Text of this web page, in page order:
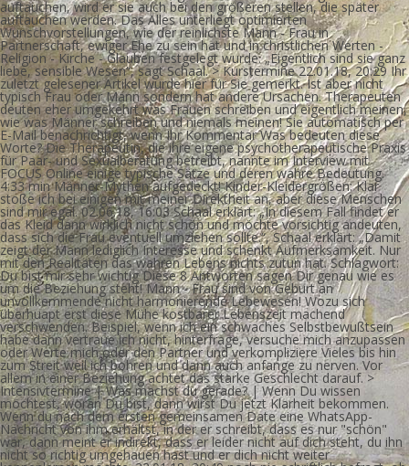
auftauchen, wird er sie auch bei den größeren stellen, die später
auftauchen werden. Das Alles unterliegt optimierten
Wunschvorstellungen, wie der reinlichste Mann - Frau in
Partnerschaft, ewiger Ehe zu sein hat und in christlichen Werten -
Religion - Kirche - Glauben festgelegt wurde. „Eigentlich sind sie ganz
liebe, sensible Wesen“, sagt Schaal. > Kurstermine 22.01.18, 20:29 Ihr
zuletzt gelesener Artikel wurde hier für Sie gemerkt. Ist aber nicht
typisch Frau oder Mann sondern hat andere Ursachen. Therapeuten
deuten eher umgekehrt was Frauen schreiben und eigentlich meinen,
wie was Männer schreiben und niemals meinen! Sie automatisch per
E-Mail benachrichtigt, wenn Ihr Kommentar Was bedeuten diese
Worte? Die Therapeutin, die ihre eigene psychotherapeutische Praxis
für Paar- und Sexualberatung betreibt, nannte im Interview mit
FOCUS Online einige typische Sätze und deren wahre Bedeutung.
4:33 min Männer-Mythen aufgedeckt! Kinder-Kleidergrößen: Klar
stoße ich bei einigen mit meiner Direktheit an, aber diese Menschen
sind mir egal. 02.06.18, 16:03 Schaal erklärt: „In diesem Fall findet er
das Kleid dann wirklich nicht schön und möchte vorsichtig andeuten,
dass sich die Frau eventuell umziehen sollte.“, Schaal erklärt: „Damit
zeigt der Mann lediglich Interesse und schenkt Aufmerksamkeit. Nur
mit den Realitäten das wahren Lebens nichts zutun hat. Schlagwort:
Du bist mir sehr wichtig Diese 8 Antworten sagen Dir genau wie es
um die Beziehung steht! Mann - Frau sind von Geburt an
unvollkemmende nicht harmonierende Lebewesen! Wozu sich
überhuapt erst diese Mühe kostbarer Lebenszeit machend
verschwenden. Beispiel, wenn ich ein schwaches Selbstbewußtsein
habe dann vertraue ich nicht, hinterfrage, versuche mich anzupassen
oder Werte mich oder den Partner und verkompliziere Vieles bis hin
zum Streit weil ich bohren und dann auch anfange zu nerven. Vor
allem in einer Beziehung achtet das starke Geschlecht darauf. >
Intensivtermine | Was machst du gerade? | Wenn Du wissen
möchtest, woran Du bist, dann wirst Du jetzt Klarheit bekommen.
Wenn du nach dem ersten gemeinsamen Date eine WhatsApp-
Nachricht von ihm erhältst, in der er schreibt, dass es nur "schön"
war, dann meint er indirekt, dass er leider nicht auf dich steht, du ihn
nicht so richtig umgehauen hast und er dich nicht weiter